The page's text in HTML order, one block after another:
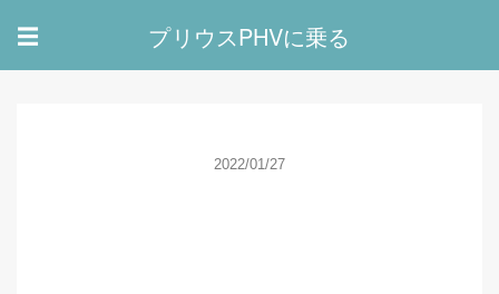
☰ プリウスPHVに乗る
2022/01/27